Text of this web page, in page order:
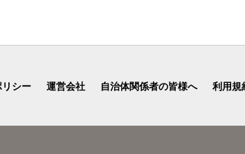
シー 運営会社 自治体関係者の皆様へ 利用規